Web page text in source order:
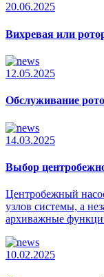
20.06.2025
Вихревая или
12.05.2025
Обслуживание
14.03.2025
Выбор
Центробежный
узлов системы, а
архиважные
10.02.2025